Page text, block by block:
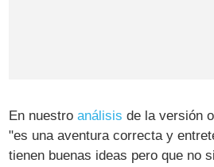
En nuestroanálisis de la versión
"es una aventura correcta y
tienen buenas ideas pero que no